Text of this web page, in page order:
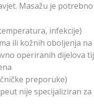
Masažu je
infekcije)
ili kožnih oboljenja na
operiranih dijelova
preporuke)
nije specijaliziran